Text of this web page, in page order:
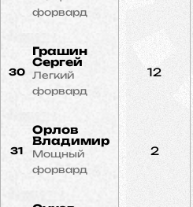
форвард
30
Грашин
Сергей
Легкий
форвард
12
31
Орлов
Владимир
Мощный
форвард
2